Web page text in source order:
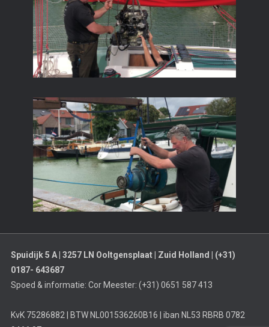
Spuidijk 5 A | 3257 LN Ooltgensplaat | Zuid Holland | (+31)
0187- 643687
Spoed & informatie: Cor Meester: (+31) 0651 587 413
KvK 75286882 | BTW NL001536260B16 | iban NL53 RBRB 0782